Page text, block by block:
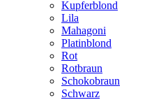
Kupferblond
Lila
Mahagoni
Platinblond
Rot
Rotbraun
Schokobraun
Schwarz